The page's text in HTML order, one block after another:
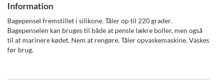
Information
Bagepensel fremstillet i silikone. Tåler op til 220 grader.
Bagepenselen kan bruges til både at pensle lækre boller, men også
til at marinere kødet. Nem at rengøre. Tåler opvaskemaskine. Vaskes
før brug.